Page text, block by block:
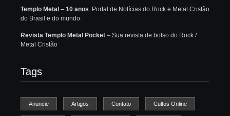
Templo Metal – 10 anos. Portal de Notícias do Rock e Metal Cristão
do Brasil e do mundo.
Revista Templo Metal Pocket – Sua revista de bolso do Rock /
Metal Cristão
Tags
Anuncie Artigos Contato Cultos Online